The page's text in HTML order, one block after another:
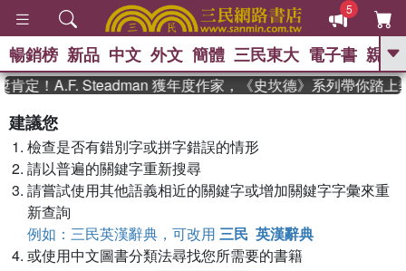
5
GO
史是一群喵 、
獎 臺灣漫遊錄
登輝時代 、 數學女孩：黎曼猜想 、
暢銷榜 新品 中文 外文 簡體 三民東大 電子書 親子
定！A.F. Steadman 獲年度作家，《史坎德》系列帶你踏上
建議您
檢查是否有錯別字或拼字錯誤的情形
請以普遍的關鍵字重新搜尋
請嘗試使用其他語義相近的關鍵字或增加關鍵字字彙來重
新查詢
例如：三民英漢辭典，可改用 三民 英漢辭典
或使用中文圖書分類法尋找您所需要的書籍